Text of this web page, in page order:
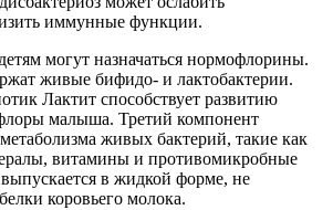
иммунные функции.
могут назначаться нормофлорины.
живые бифидо- и лактобактерии.
Лактит способствует развитию
малыша. Третий компонент
живых бактерий, такие как
витамины и противомикробные
в жидкой форме, не
коровьего молока.